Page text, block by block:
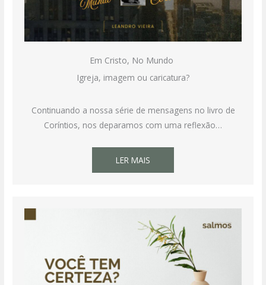
Em Cristo, No Mundo
Igreja, imagem ou caricatura?
Continuando a nossa série de mensagens no livro de
Coríntios, nos deparamos com uma reflexão…
LER MAIS